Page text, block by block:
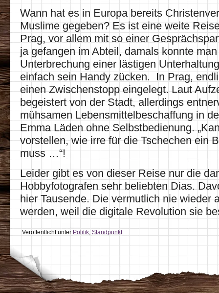
Wann hat es in Europa bereits
Muslime gegeben? Es ist eine weite
Prag, vor allem mit so einer
ja gefangen im Abteil, damals konnte
Unterbrechung einer lästigen
einfach sein Handy zücken. In Prag,
einen Zwischenstopp eingelegt. Laut
begeistert von der Stadt, allerdings
mühsamen Lebensmittelbeschaffung in
Emma Läden ohne Selbstbedienung.
vorstellen, wie irre für die Tschechen ein
muss …“!
Leider gibt es von dieser Reise nur die
Hobbyfotografen sehr beliebten Dias.
hier Tausende. Die vermutlich nie wieder
werden, weil die digitale Revolution sie
Veröffentlicht unter Politik, Standpunkt